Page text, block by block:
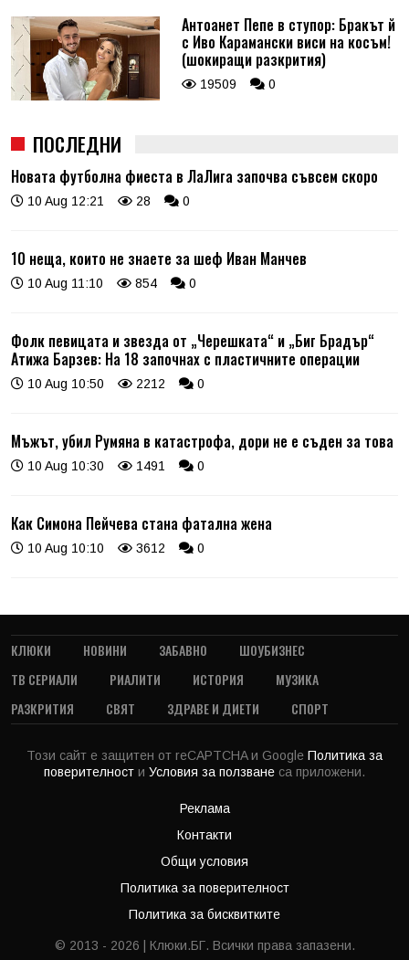
Антоанет Пепе в ступор: Бракът й
с Иво Карамански виси на косъм!
(шокиращи разкрития)
19509 0
ПОСЛЕДНИ
Новата футболна фиеста в ЛаЛига започва съвсем скоро
10 Aug 12:21 28 0
10 неща, които не знаете за шеф Иван Манчев
10 Aug 11:10 854 0
Фолк певицата и звезда от „Черешката“ и „Биг Брадър“
Атижа Барзев: На 18 започнах с пластичните операции
10 Aug 10:50 2212 0
Мъжът, убил Румяна в катастрофа, дори не е съден за това
10 Aug 10:30 1491 0
Как Симона Пейчева стана фатална жена
10 Aug 10:10 3612 0
КЛЮКИ НОВИНИ ЗАБАВНО
ШОУБИЗНЕС
ТВ СЕРИАЛИ
РИАЛИТИ ИСТОРИЯ
МУЗИКА
РАЗКРИТИЯ
СВЯТ ЗДРАВЕ И ДИЕТИ СПОРТ
Този сайт е защитен от reCAPTCHA и Google Политика за
поверителност и Условия за ползване са приложени.
Реклама
Контакти
Общи условия
Политика за поверителност
Политика за бисквитките
© 2013 - 2026 | Клюки.БГ. Всички права запазени.